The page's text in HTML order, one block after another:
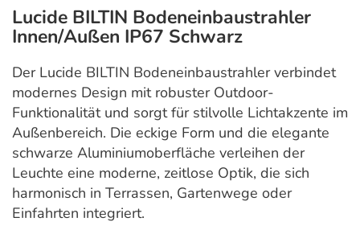
Lucide BILTIN Bodeneinbaustrahler
Innen/Außen IP67 Schwarz
Der Lucide BILTIN Bodeneinbaustrahler verbindet
modernes Design mit robuster Outdoor-
Funktionalität und sorgt für stilvolle Lichtakzente im
Außenbereich. Die eckige Form und die elegante
schwarze Aluminiumoberfläche verleihen der
Leuchte eine moderne, zeitlose Optik, die sich
harmonisch in Terrassen, Gartenwege oder
Einfahrten integriert.